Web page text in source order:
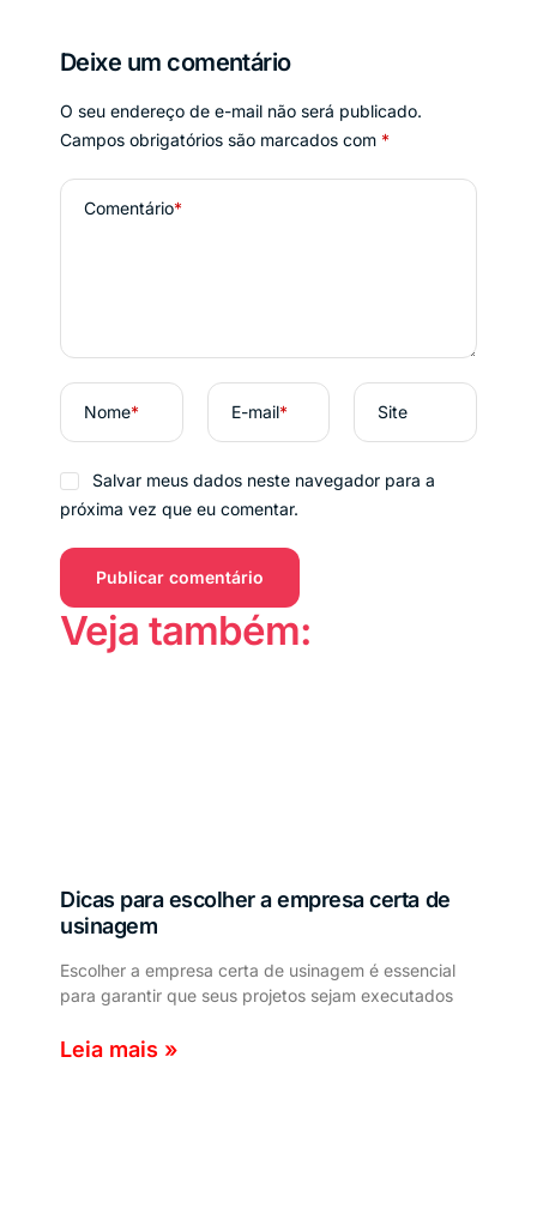
Deixe um comentário
O seu endereço de e-mail não será publicado.
Campos obrigatórios são marcados com *
Comentário*
Nome* E-mail* Site
Salvar meus dados neste navegador para a
próxima vez que eu comentar.
Veja também:
Dicas para escolher a empresa certa de
usinagem
Escolher a empresa certa de usinagem é essencial
para garantir que seus projetos sejam executados
Leia mais »